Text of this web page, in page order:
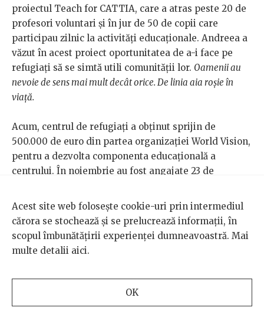
proiectul Teach for CATTIA, care a atras peste 20 de
profesori voluntari și în jur de 50 de copii care
participau zilnic la activități educaționale. Andreea a
văzut în acest proiect oportunitatea de a-i face pe
refugiați să se simtă utili comunității lor. Oamenii au
nevoie de sens mai mult decât orice. De linia aia roșie în
viață.
Acum, centrul de refugiați a obținut sprijin de
500.000 de euro din partea organizației World Vision,
pentru a dezvolta componenta educațională a
centrului. În noiembrie au fost angajate 23 de
refugiați au fost transformate în săli de clasă pentru
copiii ucraineni.
Dintr-un centru improvizat, Katya s-a transformat
recunoaștere, la nivelul structurilor europene
responsabile cu gestionarea crizei refugiaților.
Acest site web folosește cookie-uri prin intermediul
cărora se stochează și se prelucrează informații, în
scopul îmbunătățirii experienței dumneavoastră. Mai
multe detalii aici.
OK